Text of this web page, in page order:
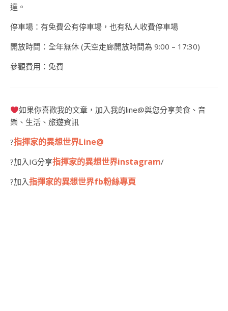
達。
停車場：有免費公有停車場，也有私人收費停車場
開放時間：全年無休 (天空走廊開放時間為 9:00 – 17:30)
參觀費用：免費
如果你喜歡我的文章，加入我的line@與您分享美食、音
樂、生活、旅遊資訊
?指揮家的異想世界Line@
?加入IG分享指揮家的異想世界instagram/
?加入指揮家的異想世界fb粉絲專頁